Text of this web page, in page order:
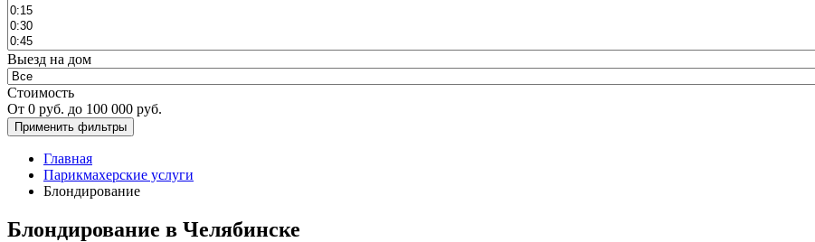
Выезд на дом
Стоимость
От 0 руб. до 100 000 руб.
Главная
Парикмахерские услуги
Блондирование
Блондирование в Челябинске